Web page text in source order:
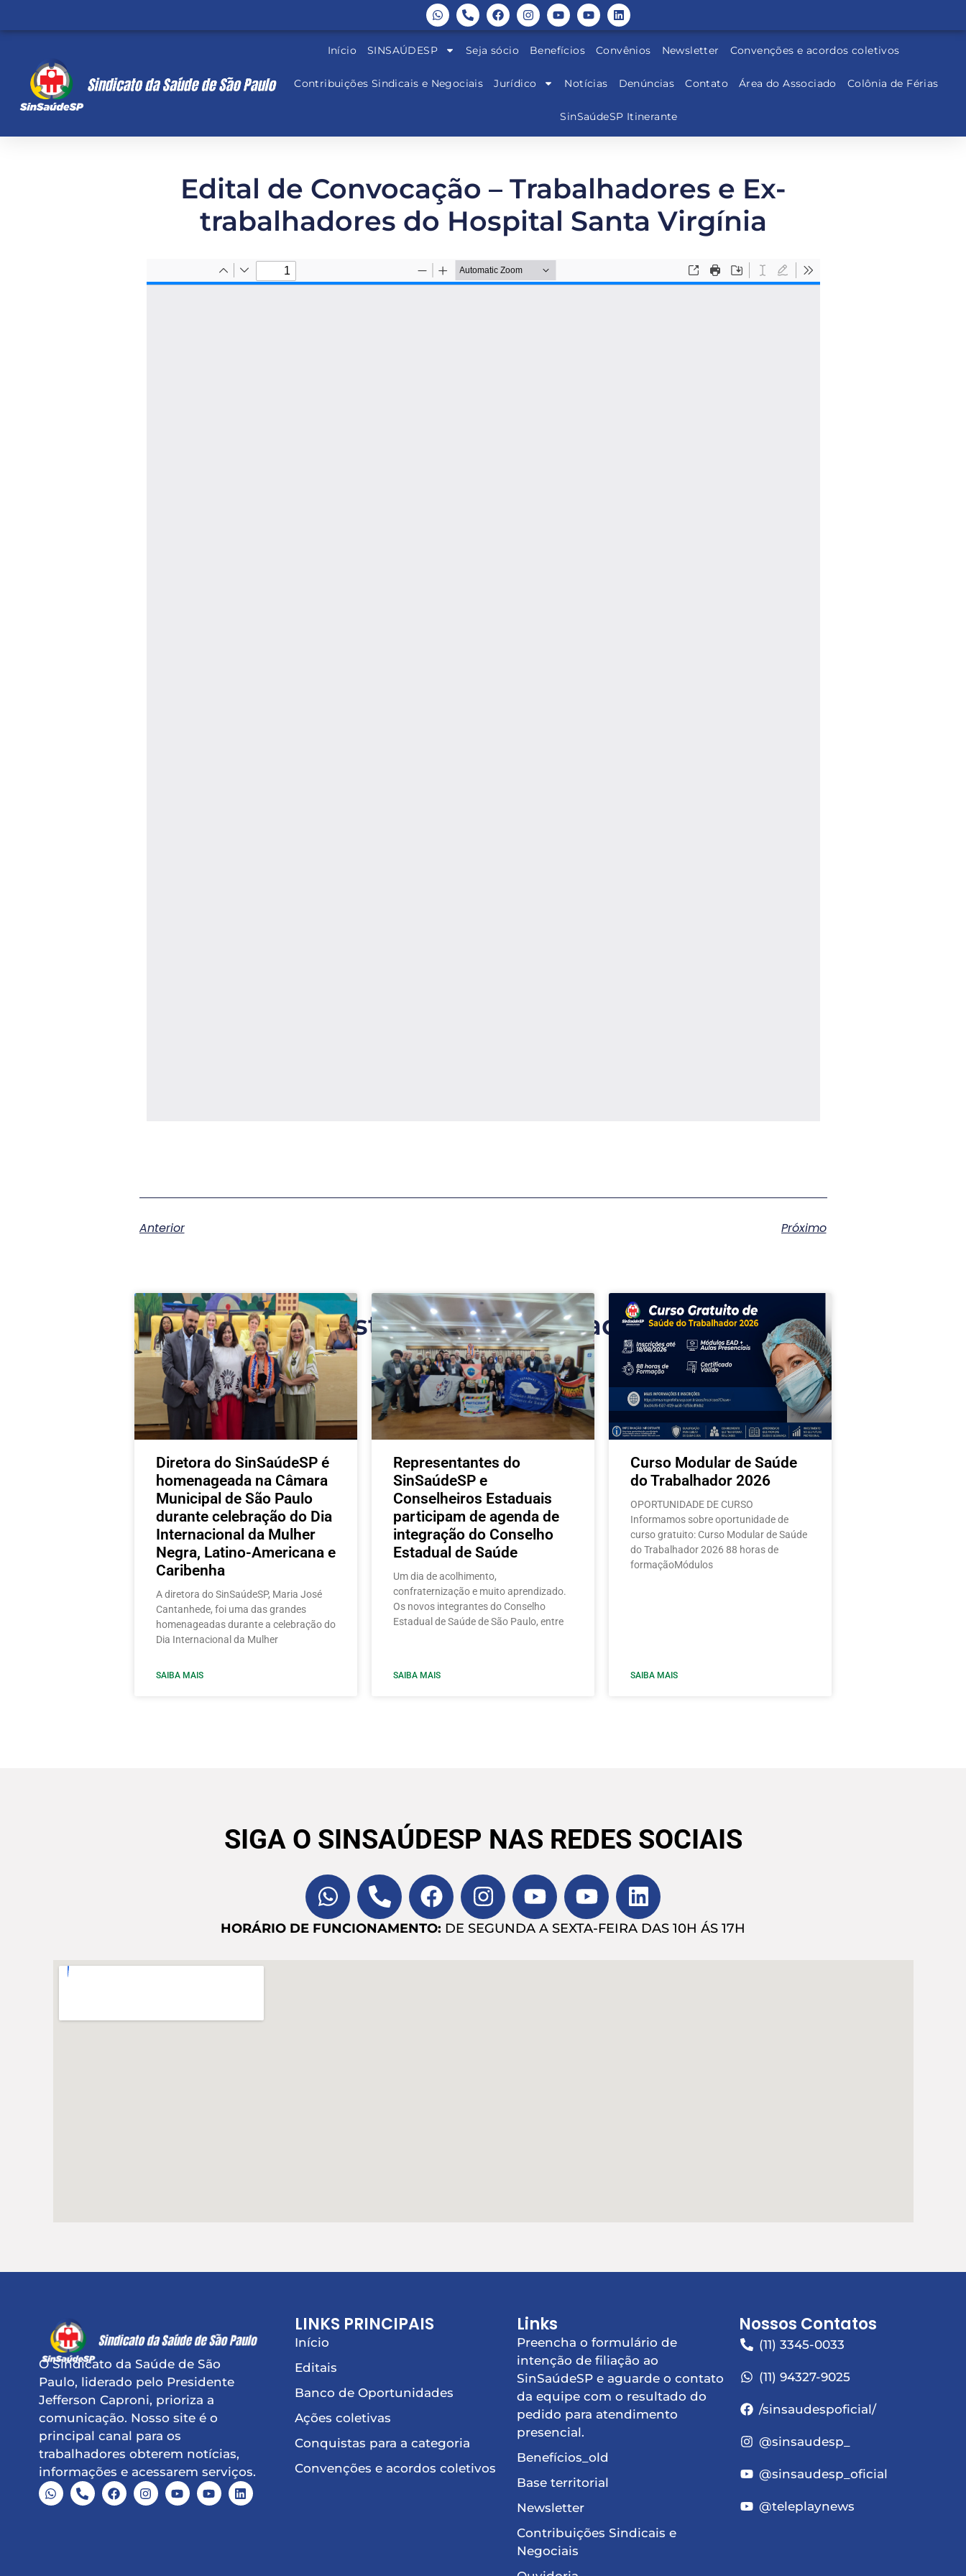
Início SINSAÚDESP Seja sócio Benefícios Convênios Newsletter Convenções e acordos coletivos
Contribuições Sindicais e Negociais Jurídico Notícias Denúncias Contato Área do Associado Colônia de Férias
SinSaúdeSP Itinerante
Edital de Convocação – Trabalhadores e Ex-
trabalhadores do Hospital Santa Virgínia
Anterior Próximo
Postagens relacionadas
Diretora do SinSaúdeSP é
homenageada na Câmara
Municipal de São Paulo
durante celebração do Dia
Internacional da Mulher
Negra, Latino-Americana e
Caribenha
A diretora do SinSaúdeSP, Maria José
Cantanhede, foi uma das grandes
homenageadas durante a celebração do
Dia Internacional da Mulher
SAIBA MAIS
Representantes do
SinSaúdeSP e
Conselheiros Estaduais
participam de agenda de
integração do Conselho
Estadual de Saúde
Um dia de acolhimento,
confraternização e muito aprendizado.
Os novos integrantes do Conselho
Estadual de Saúde de São Paulo, entre
SAIBA MAIS
Curso Modular de Saúde
do Trabalhador 2026
OPORTUNIDADE DE CURSO
Informamos sobre oportunidade de
curso gratuito: Curso Modular de Saúde
do Trabalhador 2026 88 horas de
formaçãoMódulos
SAIBA MAIS
SIGA O SINSAÚDESP NAS REDES SOCIAIS
HORÁRIO DE FUNCIONAMENTO: DE SEGUNDA A SEXTA-FEIRA DAS 10H ÁS 17H
O Sindicato da Saúde de São
Paulo, liderado pelo Presidente
Jefferson Caproni, prioriza a
comunicação. Nosso site é o
principal canal para os
trabalhadores obterem notícias,
informações e acessarem serviços.
LINKS PRINCIPAIS
Início
Editais
Banco de Oportunidades
Ações coletivas
Conquistas para a categoria
Convenções e acordos coletivos
Links
Preencha o formulário de
intenção de filiação ao
SinSaúdeSP e aguarde o contato
da equipe com o resultado do
pedido para atendimento
presencial.
Benefícios_old
Base territorial
Newsletter
Contribuições Sindicais e
Negociais
Nossos Contatos
(11) 3345-0033
(11) 94327-9025
/sinsaudespoficial/
@sinsaudesp_
@sinsaudesp_oficial
@teleplaynews